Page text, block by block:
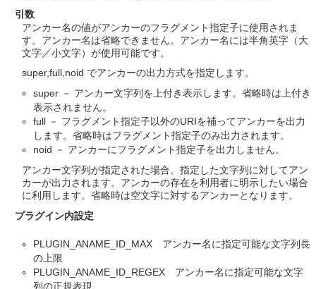
引数
アンカー名の値がアンカーのフラグメント指定子に使用されま
す。アンカー名は省略できません。アンカー名には半角英字（大
文字／小文字）が使用可能です。
super,full,noid でアンカーの出力方式を指定します。
super － アンカー文字列を上付き表示します。省略時は上付き
表示されません。
full － フラグメント指定子以外のURIを補ってアンカーを出力
します。省略時はフラグメント指定子のみ出力されます。
noid － アンカーにフラグメント指定子を出力しません。
アンカー文字列が指定された場合、指定した文字列に対してアン
カーが出力されます。アンカーの存在を利用者に明示したい場合
に利用します。省略時は空文字に対するアンカーとなります。
プラグイン内設定
PLUGIN_ANAME_ID_MAX アンカー名に指定可能な文字列長
の上限
PLUGIN_ANAME_ID_REGEX アンカー名に指定可能な文字
列の正規表現